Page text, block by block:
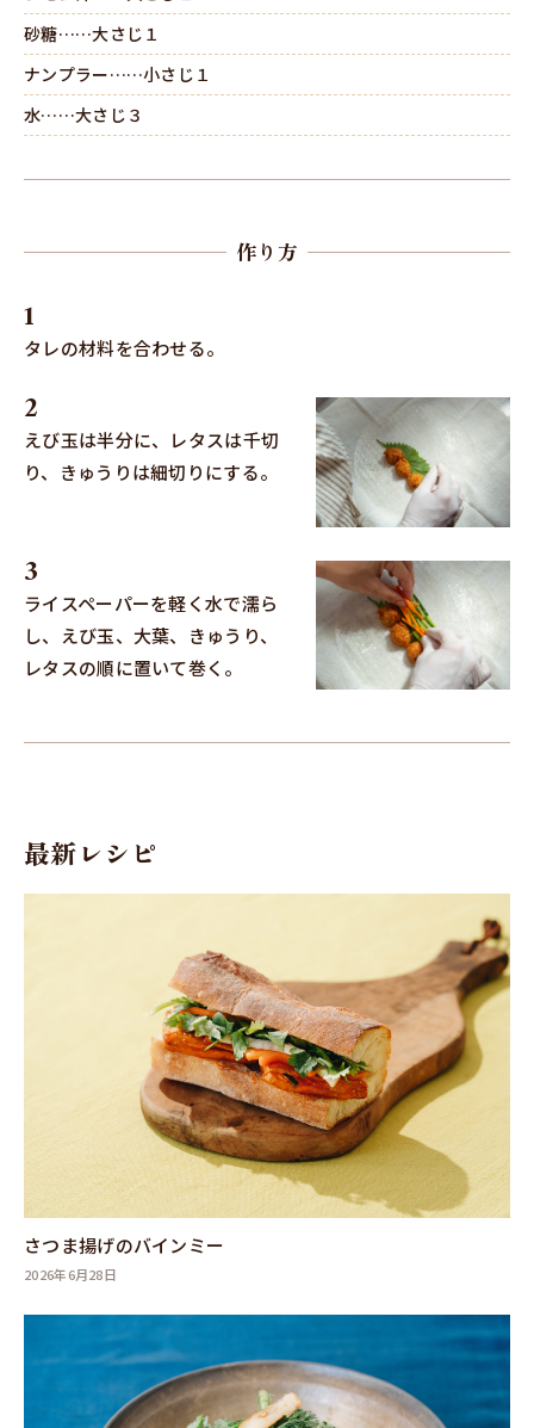
砂糖……大さじ１
ナンプラー……小さじ１
水……大さじ３
作り方
タレの材料を合わせる。
えび玉は半分に、レタスは千切
り、きゅうりは細切りにする。
ライスペーパーを軽く水で濡ら
し、えび玉、大葉、きゅうり、
レタスの順に置いて巻く。
最新レシピ
さつま揚げのバインミー
2026年6月28日